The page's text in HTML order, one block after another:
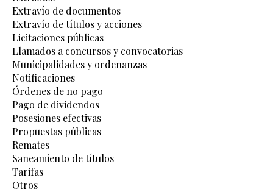
Extravío de documentos
Extravío de títulos y acciones
Licitaciones públicas
Llamados a concursos y convocatorias
Municipalidades y ordenanzas
Notificaciones
Órdenes de no pago
Pago de dividendos
Posesiones efectivas
Propuestas públicas
Remates
Saneamiento de títulos
Tarifas
Otros